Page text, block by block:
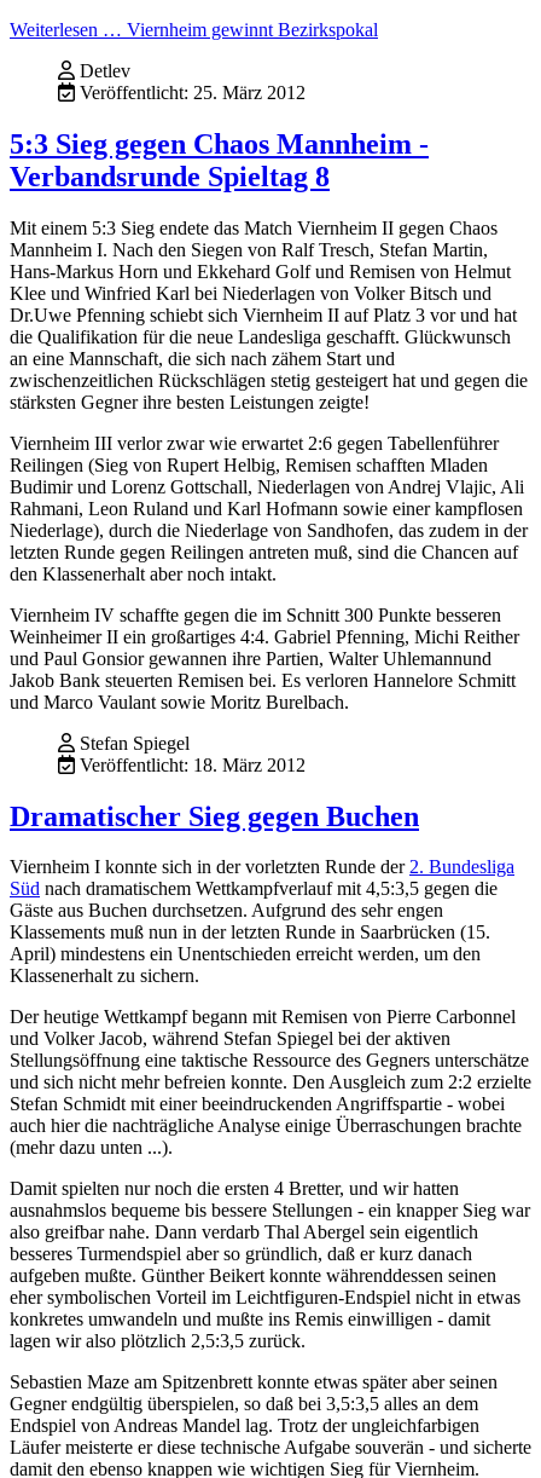
Weiterlesen … Viernheim gewinnt Bezirkspokal
Detlev
Veröffentlicht: 25. März 2012
5:3 Sieg gegen Chaos Mannheim -
Verbandsrunde Spieltag 8
Mit einem 5:3 Sieg endete das Match Viernheim II gegen Chaos
Mannheim I. Nach den Siegen von Ralf Tresch, Stefan Martin,
Hans-Markus Horn und Ekkehard Golf und Remisen von Helmut
Klee und Winfried Karl bei Niederlagen von Volker Bitsch und
Dr.Uwe Pfenning schiebt sich Viernheim II auf Platz 3 vor und hat
die Qualifikation für die neue Landesliga geschafft. Glückwunsch
an eine Mannschaft, die sich nach zähem Start und
zwischenzeitlichen Rückschlägen stetig gesteigert hat und gegen die
stärksten Gegner ihre besten Leistungen zeigte!
Viernheim III verlor zwar wie erwartet 2:6 gegen Tabellenführer
Reilingen (Sieg von Rupert Helbig, Remisen schafften Mladen
Budimir und Lorenz Gottschall, Niederlagen von Andrej Vlajic, Ali
Rahmani, Leon Ruland und Karl Hofmann sowie einer kampflosen
Niederlage), durch die Niederlage von Sandhofen, das zudem in der
letzten Runde gegen Reilingen antreten muß, sind die Chancen auf
den Klassenerhalt aber noch intakt.
Viernheim IV schaffte gegen die im Schnitt 300 Punkte besseren
Weinheimer II ein großartiges 4:4. Gabriel Pfenning, Michi Reither
und Paul Gonsior gewannen ihre Partien, Walter Uhlemannund
Jakob Bank steuerten Remisen bei. Es verloren Hannelore Schmitt
und Marco Vaulant sowie Moritz Burelbach.
Stefan Spiegel
Veröffentlicht: 18. März 2012
Dramatischer Sieg gegen Buchen
Viernheim I konnte sich in der vorletzten Runde der2. Bundesliga
Süd nach dramatischem Wettkampfverlauf mit 4,5:3,5 gegen die
Gäste aus Buchen durchsetzen. Aufgrund des sehr engen
Klassements muß nun in der letzten Runde in Saarbrücken (15.
April) mindestens ein Unentschieden erreicht werden, um den
Klassenerhalt zu sichern.
Der heutige Wettkampf begann mit Remisen von Pierre Carbonnel
und Volker Jacob, während Stefan Spiegel bei der aktiven
Stellungsöffnung eine taktische Ressource des Gegners unterschätze
und sich nicht mehr befreien konnte. Den Ausgleich zum 2:2 erzielte
Stefan Schmidt mit einer beeindruckenden Angriffspartie - wobei
auch hier die nachträgliche Analyse einige Überraschungen brachte
(mehr dazu unten ...).
Damit spielten nur noch die ersten 4 Bretter, und wir hatten
ausnahmslos bequeme bis bessere Stellungen - ein knapper Sieg war
also greifbar nahe. Dann verdarb Thal Abergel sein eigentlich
besseres Turmendspiel aber so gründlich, daß er kurz danach
aufgeben mußte. Günther Beikert konnte währenddessen seinen
eher symbolischen Vorteil im Leichtfiguren-Endspiel nicht in etwas
konkretes umwandeln und mußte ins Remis einwilligen - damit
lagen wir also plötzlich 2,5:3,5 zurück.
Sebastien Maze am Spitzenbrett konnte etwas später aber seinen
Gegner endgültig überspielen, so daß bei 3,5:3,5 alles an dem
Endspiel von Andreas Mandel lag. Trotz der ungleichfarbigen
Läufer meisterte er diese technische Aufgabe souverän - und sicherte
damit den ebenso knappen wie wichtigen Sieg für Viernheim.